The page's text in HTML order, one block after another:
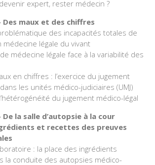
expert, rester médecin ?
Des maux et des chiffres
des incapacités totales de
médecine légale du vivant
médecine légale face à la variabilité des
en chiffres : l’exercice du jugement
les unités médico-judiciaires (UMJ)
du jugement médico-légal
De la salle d’autopsie à la cour
et recettes des preuves
: la place des ingrédients
la conduite des autopsies médico-